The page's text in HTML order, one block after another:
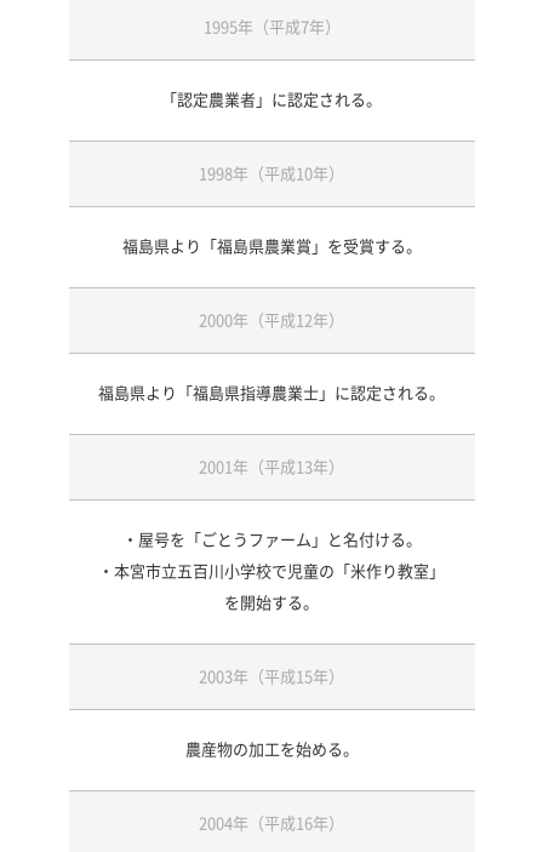
1995年（平成7年）
「認定農業者」に認定される。
1998年（平成10年）
福島県より「福島県農業賞」を受賞する。
2000年（平成12年）
福島県より「福島県指導農業士」に認定される。
2001年（平成13年）
・屋号を「ごとうファーム」と名付ける。
・本宮市立五百川小学校で児童の「米作り教室」
を開始する。
2003年（平成15年）
農産物の加工を始める。
2004年（平成16年）